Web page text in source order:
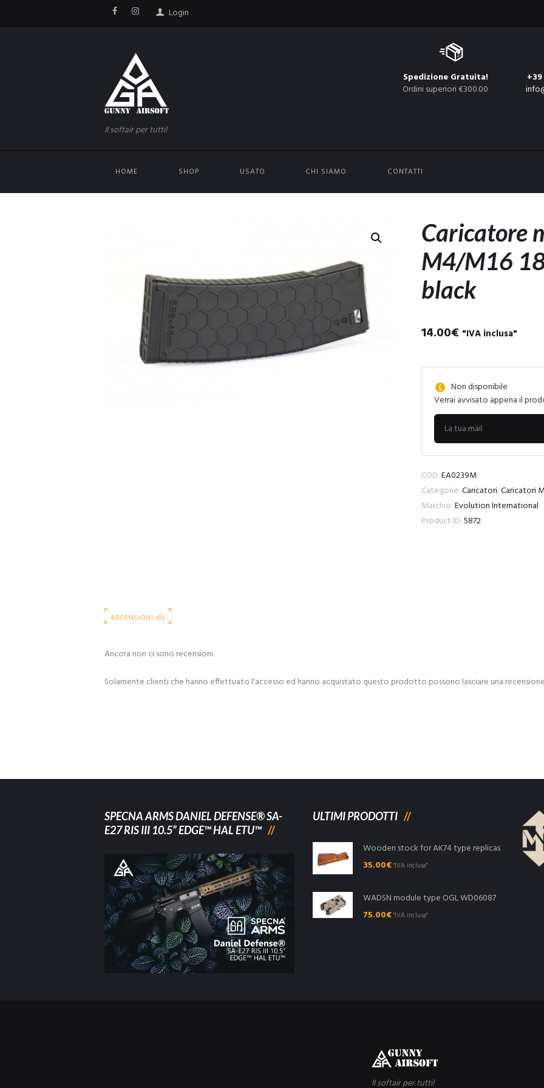
Login
Il softair per tutti!
Spedizione Gratuita!
Ordini superiori €300.00
HOME SHOP USATO CHI SIAMO CONTATTI
Caricatore
M4/M16
black
14.00€ "IVA inclusa"
Non disponibile
Verrai avvisato appena il
COD:EA0239M
Categorie:Caricatori,Caricatori
Marchio:Evolution International
Product ID:5872
RECENSIONI (0)
Ancora non ci sono recensioni.
Solamente clienti che hanno effettuato l'accesso ed hanno acquistato questo prodotto possono lasciare una
SPECNA ARMS DANIEL DEFENSE® SA-
E27 RIS III 10.5” EDGE™ HAL ETU™
ULTIMI PRODOTTI
Wooden stock for AK74 type replicas
35.00€"IVA inclusa"
WADSN module type OGL WD06087
75.00€"IVA inclusa"
Il softair per tutti!